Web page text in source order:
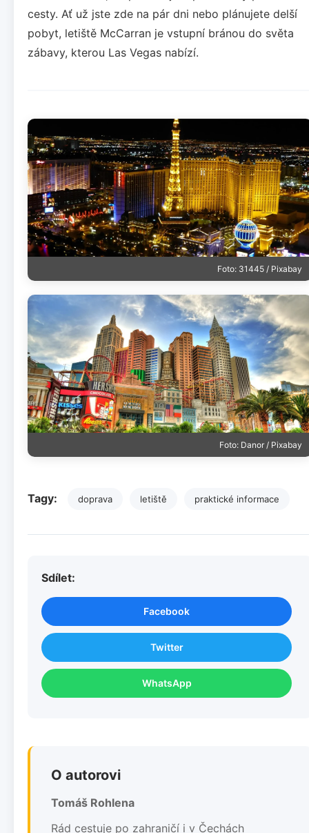
cesty. Ať už jste zde na pár dni nebo plánujete delší
pobyt, letiště McCarran je vstupní bránou do světa
zábavy, kterou Las Vegas nabízí.
Foto: 31445 / Pixabay
Foto: Danor / Pixabay
Tagy: doprava letiště praktické informace
Sdílet:
Facebook
Twitter
WhatsApp
O autorovi
Tomáš Rohlena
Rád cestuje po zahraničí i v Čechách